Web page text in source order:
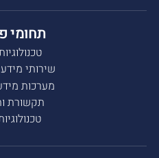
תחומי
שירותי
מערכות
תקשורת